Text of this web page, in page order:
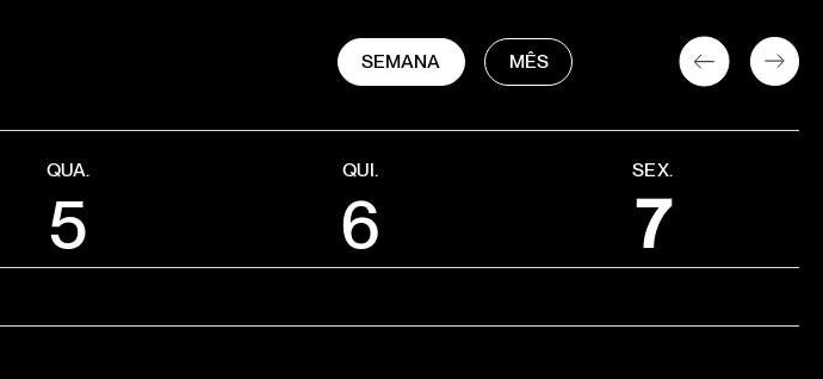
SEMANA MÊS
QUA.
5
QUI.
6
SEX.
7